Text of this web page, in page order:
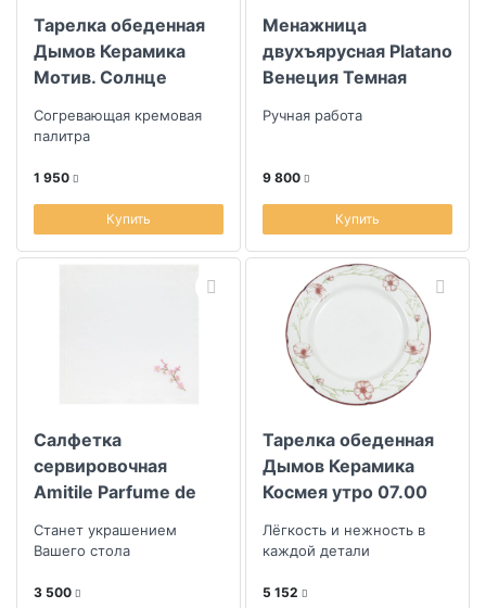
Тарелка обеденная
Дымов Керамика
Мотив. Солнце
Согревающая кремовая
палитра
1 950
Купить
Менажница
двухъярусная Platano
Венеция Темная
Ручная работа
9 800
Купить
Салфетка
сервировочная
Amitile Parfume de
43х43см лен белый,
Станет украшением
Вашего стола
3 500
Тарелка обеденная
Дымов Керамика
Космея утро 07.00
Лёгкость и нежность в
каждой детали
5 152